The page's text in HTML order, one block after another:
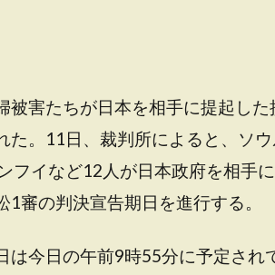
被害たちが日本を相手に提起し
た。11日、裁判所によると、ソ
フイなど12人が日本政府を相手
1審の判決宣告期日を進行する。
は今日の午前9時55分に予定さ